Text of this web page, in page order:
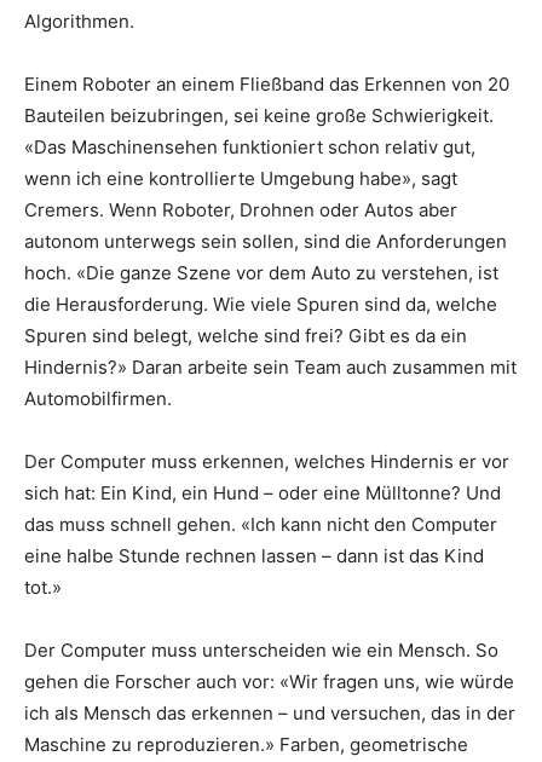
Algorithmen.
Einem Roboter an einem Fließband das Erkennen von 20
Bauteilen beizubringen, sei keine große Schwierigkeit.
«Das Maschinensehen funktioniert schon relativ gut,
wenn ich eine kontrollierte Umgebung habe», sagt
Cremers. Wenn Roboter, Drohnen oder Autos aber
autonom unterwegs sein sollen, sind die Anforderungen
hoch. «Die ganze Szene vor dem Auto zu verstehen, ist
die Herausforderung. Wie viele Spuren sind da, welche
Spuren sind belegt, welche sind frei? Gibt es da ein
Hindernis?» Daran arbeite sein Team auch zusammen mit
Automobilfirmen.
Der Computer muss erkennen, welches Hindernis er vor
sich hat: Ein Kind, ein Hund – oder eine Mülltonne? Und
das muss schnell gehen. «Ich kann nicht den Computer
eine halbe Stunde rechnen lassen – dann ist das Kind
tot.»
Der Computer muss unterscheiden wie ein Mensch. So
gehen die Forscher auch vor: «Wir fragen uns, wie würde
ich als Mensch das erkennen – und versuchen, das in der
Maschine zu reproduzieren.» Farben, geometrische